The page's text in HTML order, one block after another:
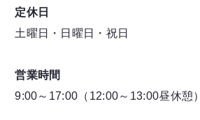
定休日
土曜日・日曜日・祝日
営業時間
9:00～17:00（12:00～13:00昼休憩）